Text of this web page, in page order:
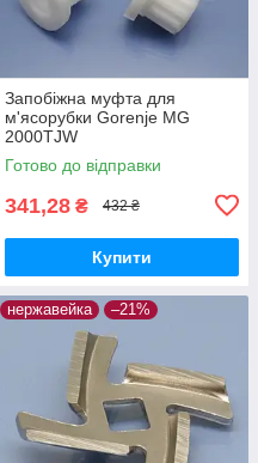
Запобіжна муфта для
м'ясорубки Gorenje MG
2000TJW
Готово до відправки
341,28 ₴ 432 ₴
Купити
нержавейка –21%